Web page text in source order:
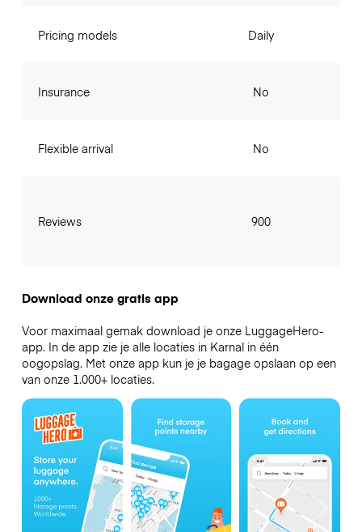
Pricing models
Insurance
Flexible arrival
Reviews
Daily
No
No
900
Download onze gratis app
Voor maximaal gemak download je onze LuggageHero-
app. In de app zie je alle locaties in Karnal in één
oogopslag. Met onze app kun je je bagage opslaan op een
van onze 1.000+ locaties.